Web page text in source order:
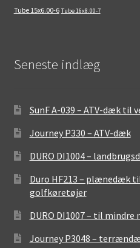
Tube 15x6.00-6 Tube 16x8.00-7
Seneste indlæg
SunF A-039 – ATV-dæk til
Journey P330 – ATV-dæk
DURO DI1004 –
Duro HF213 – plænedæk
golfkøretøjer
DURO DI1007 – til mindre
Journey P3048 –